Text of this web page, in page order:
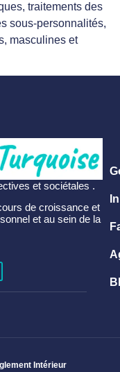
traitements des
sous-personnalités,
masculines et
et sociétales .
de croissance et
et au sein de la
Intérieur